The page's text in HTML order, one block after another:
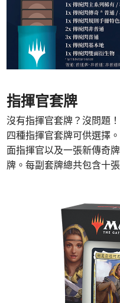
指揮官套牌
沒有指揮官套牌？沒問題！
四種指揮官套牌可供選擇
面指揮官以及一張新傳奇
牌。每副套牌總共包含十